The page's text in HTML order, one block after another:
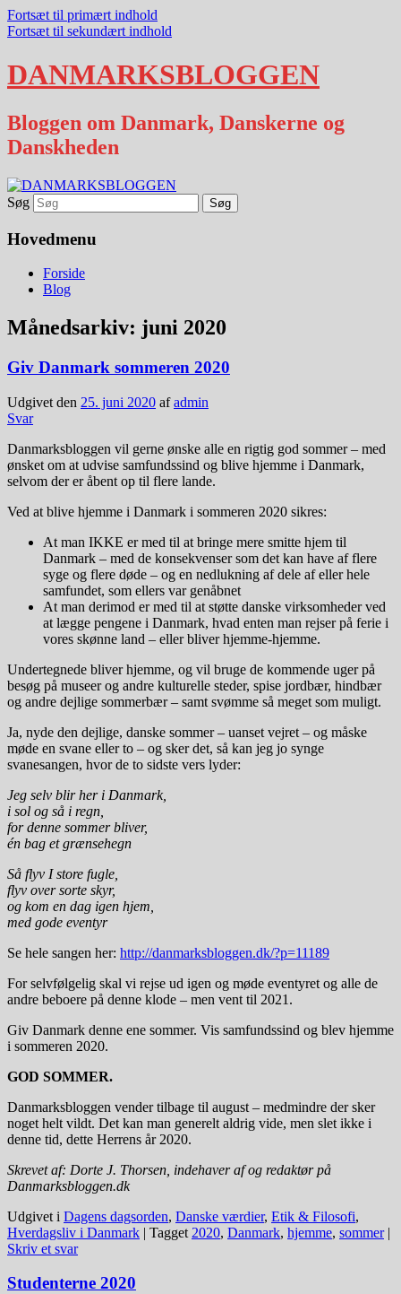
Fortsæt til primært indhold
Fortsæt til sekundært indhold
DANMARKSBLOGGEN
Bloggen om Danmark, Danskerne og
Danskheden
Søg
Hovedmenu
Forside
Blog
Månedsarkiv: juni 2020
Giv Danmark sommeren 2020
Udgivet den 25. juni 2020 afadmin
Svar
Danmarksbloggen vil gerne ønske alle en rigtig god sommer – med
ønsket om at udvise samfundssind og blive hjemme i Danmark,
selvom der er åbent op til flere lande.
Ved at blive hjemme i Danmark i sommeren 2020 sikres:
At man IKKE er med til at bringe mere smitte hjem til
Danmark – med de konsekvenser som det kan have af flere
syge og flere døde – og en nedlukning af dele af eller hele
samfundet, som ellers var genåbnet
At man derimod er med til at støtte danske virksomheder ved
at lægge pengene i Danmark, hvad enten man rejser på ferie i
vores skønne land – eller bliver hjemme-hjemme.
Undertegnede bliver hjemme, og vil bruge de kommende uger på
besøg på museer og andre kulturelle steder, spise jordbær, hindbær
og andre dejlige sommerbær – samt svømme så meget som muligt.
Ja, nyde den dejlige, danske sommer – uanset vejret – og måske
møde en svane eller to – og sker det, så kan jeg jo synge
svanesangen, hvor de to sidste vers lyder:
Jeg selv blir her i Danmark,
i sol og så i regn,
for denne sommer bliver,
én bag et grænsehegn
Så flyv I store fugle,
flyv over sorte skyr,
og kom en dag igen hjem,
med gode eventyr
Se hele sangen her: http://danmarksbloggen.dk/?p=11189
For selvfølgelig skal vi rejse ud igen og møde eventyret og alle de
andre beboere på denne klode – men vent til 2021.
Giv Danmark denne ene sommer. Vis samfundssind og blev hjemme
i sommeren 2020.
GOD SOMMER.
Danmarksbloggen vender tilbage til august – medmindre der sker
noget helt vildt. Det kan man generelt aldrig vide, men slet ikke i
denne tid, dette Herrens år 2020.
Skrevet af: Dorte J. Thorsen, indehaver af og redaktør på
Danmarksbloggen.dk
Udgivet i Dagens dagsorden, Danske værdier, Etik & Filosofi,
Hverdagsliv i Danmark | Tagget 2020, Danmark, hjemme, sommer |
Skriv et svar
Studenterne 2020